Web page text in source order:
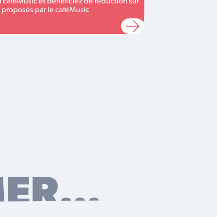
par le caféMusic